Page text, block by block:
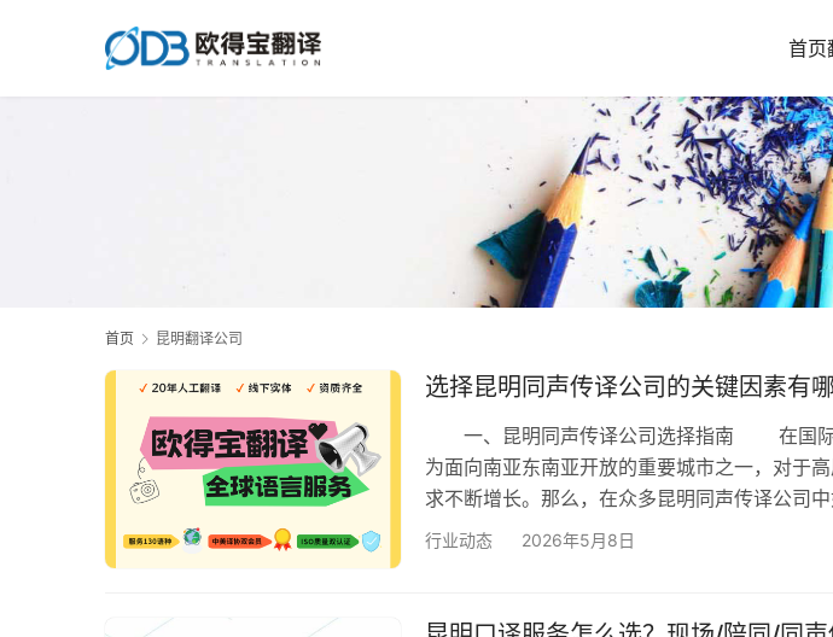
首页
首页 昆明翻译公司
选择昆明同声传译公司的关键因素有哪
一、昆明同声传译公司选择指南 在国际
为面向南亚东南亚开放的重要城市之一，对于
求不断增长。那么，在众多昆明同声传译公司
多个维度探讨选择昆明同声传译公司时应考虑
语）、马来语等小语种的支持。同时，公司还
行业动态 2026年5月8日